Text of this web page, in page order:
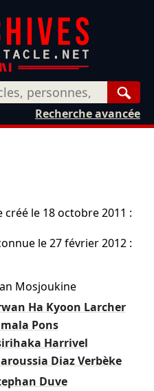
Recherche avancée
créé le 18 octobre 2011 :
le 27 février 2012 :
Mosjoukine
Ha Kyoon Larcher
Pons
Harrivel
Diaz Verbèke
Duve